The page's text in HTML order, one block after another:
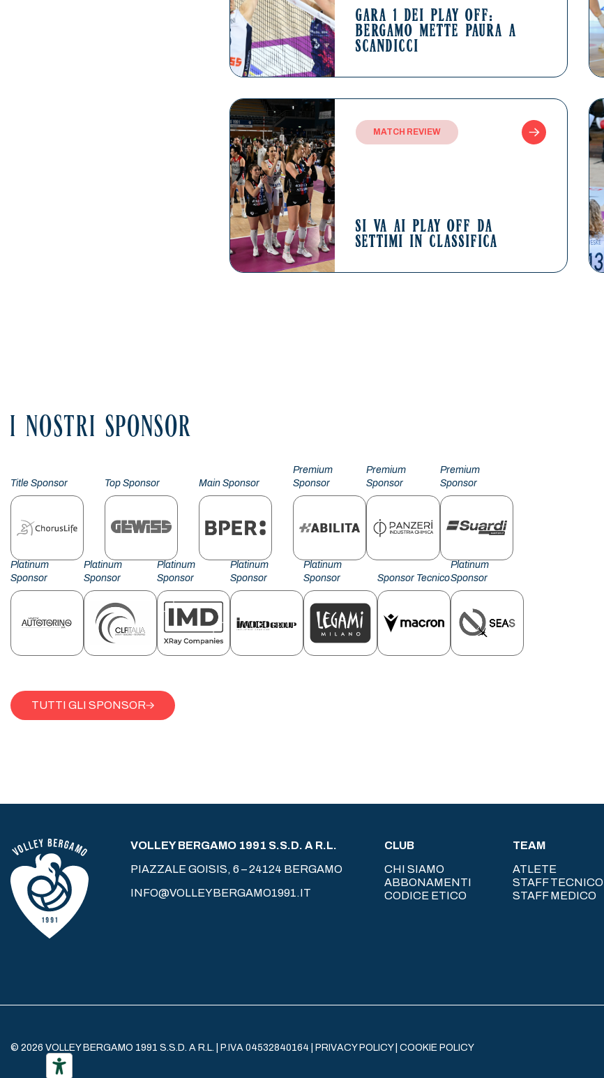
GARA 1 DEI PLAY OFF:
BERGAMO METTE PAURA A
SCANDICCI
MATCH REVIEW
SI VA AI PLAY OFF DA
SETTIMI IN CLASSIFICA
I NOSTRI SPONSOR
Title Sponsor Top Sponsor Main Sponsor
Premium
Sponsor
Premium
Sponsor
Premium
Sponsor
Platinum
Sponsor
Platinum
Sponsor
Platinum
Sponsor
Platinum
Sponsor
Platinum
Sponsor
Sponsor Tecnico
Platinum
Sponsor
TUTTI GLI SPONSOR
VOLLEY BERGAMO 1991 S.S.D. A R.L.
PIAZZALE GOISIS, 6 – 24124 BERGAMO
INFO@VOLLEYBERGAMO1991.IT
CLUB
CHI SIAMO
ABBONAMENTI
CODICE ETICO
TEAM
ATLETE
STAFF TECNICO
STAFF MEDICO
© 2026 VOLLEY BERGAMO 1991 S.S.D. A R.L. | P.IVA 04532840164 | PRIVACY POLICY| COOKIE POLICY